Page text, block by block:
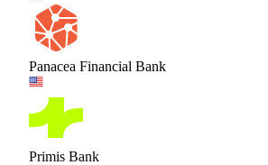
Panacea Financial Bank
Primis Bank